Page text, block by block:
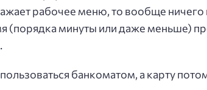
рабочее меню, то вообще ничего
(порядка минуты или даже меньше)
банкоматом, а карту